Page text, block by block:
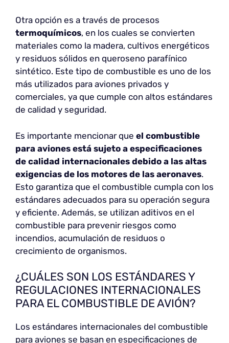
Otra opción es a través de procesos
termoquímicos, en los cuales se convierten
materiales como la madera, cultivos energéticos
y residuos sólidos en queroseno parafínico
sintético. Este tipo de combustible es uno de los
más utilizados para aviones privados y
comerciales, ya que cumple con altos estándares
de calidad y seguridad.
Es importante mencionar que el combustible
para aviones está sujeto a especificaciones
de calidad internacionales debido a las altas
exigencias de los motores de las aeronaves.
Esto garantiza que el combustible cumpla con los
estándares adecuados para su operación segura
y eficiente. Además, se utilizan aditivos en el
combustible para prevenir riesgos como
incendios, acumulación de residuos o
crecimiento de organismos.
¿CUÁLES SON LOS ESTÁNDARES Y
REGULACIONES INTERNACIONALES
PARA EL COMBUSTIBLE DE AVIÓN?
Los estándares internacionales del combustible
para aviones se basan en especificaciones de